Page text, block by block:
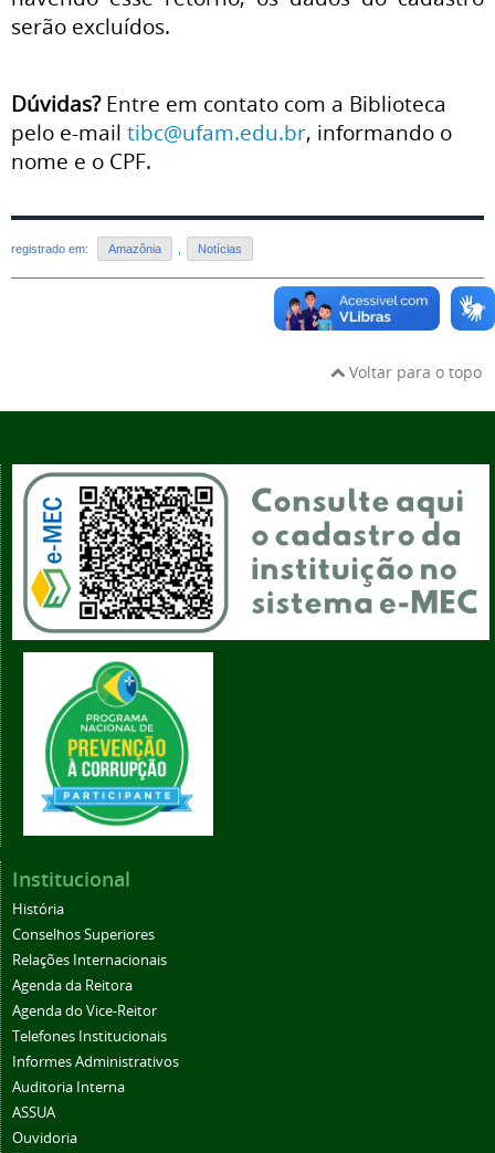
serão excluídos.
Dúvidas?Entre em contato com a Biblioteca
pelo e-mail tibc@ufam.edu.br, informando o
nome e o CPF.
registrado em: Amazônia Notícias
Voltar para o topo
Institucional
História
Conselhos Superiores
Relações Internacionais
Agenda da Reitora
Agenda do Vice-Reitor
Telefones Institucionais
Informes Administrativos
Auditoria Interna
ASSUA
Ouvidoria